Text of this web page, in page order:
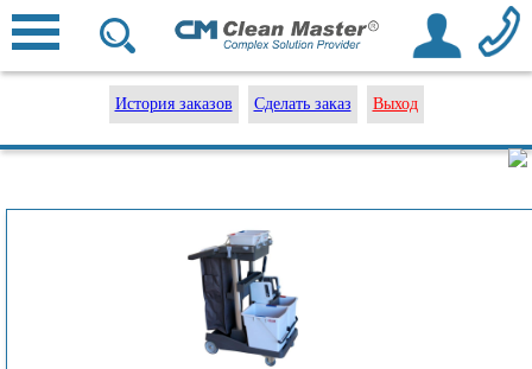
История заказов Сделать заказ Выход